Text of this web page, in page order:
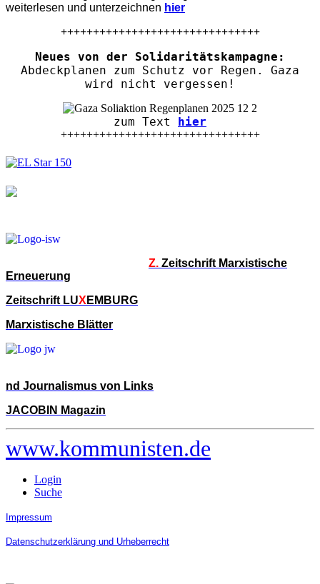
weiterlesen und unterzeichnen hier
+++++++++++++++++++++++++++++++
Neues von der Solidaritätskampagne:
Abdeckplanen zum Schutz vor Regen. Gaza
wird nicht vergessen!
zum Text hier
+++++++++++++++++++++++++++++++
Z. Zeitschrift Marxistische
Erneuerung
Zeitschrift LUX EMBURG
Marxistische Blätter
nd Journalismus von Links
JACOBIN Magazin
www.kommunisten.de
Login
Suche
Impressum
Datenschutzerklärung und Urheberrecht